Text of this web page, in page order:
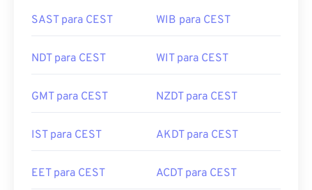
SAST para CEST WIB para CEST
NDT para CEST WIT para CEST
GMT para CEST NZDT para CEST
IST para CEST AKDT para CEST
EET para CEST ACDT para CEST